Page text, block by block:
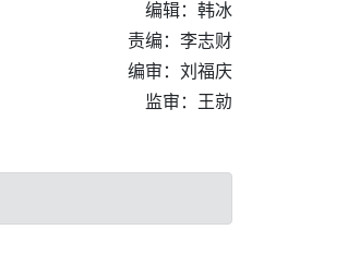
编辑：韩冰
责编：李志财
编审：刘福庆
监审：王勍